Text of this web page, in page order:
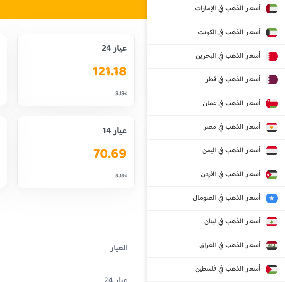
أسعار الذهب في الإمارات
أسعار الذهب في الكويت
أسعار الذهب في البحرين
أسعار الذهب في قطر
أسعار الذهب في عمان
أسعار الذهب في مصر
أسعار الذهب في اليمن
أسعار الذهب في الأردن
أسعار الذهب في الصومال
أسعار الذهب في لبنان
أسعار الذهب في العراق
أسعار الذهب في فلسطين
عيار 24
121.18
يورو
عيار 14
70.69
يورو
العيار